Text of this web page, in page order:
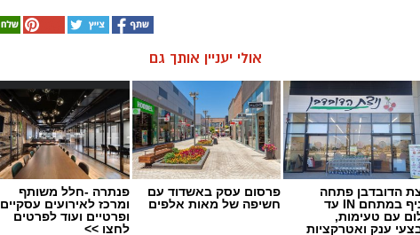
אולי יעניין אותך גם
הדובדבן פתחה
סניף במתחם IN עד
עם טעימות,
ענק ואטרקציות
פרסום עסק באשדוד עם
חשיפה של מאות אלפים
פנתרה -חלל משותף
ומרכז לאירועים עסקיים
ופרטיים ועוד לפרטים
לחצו >>